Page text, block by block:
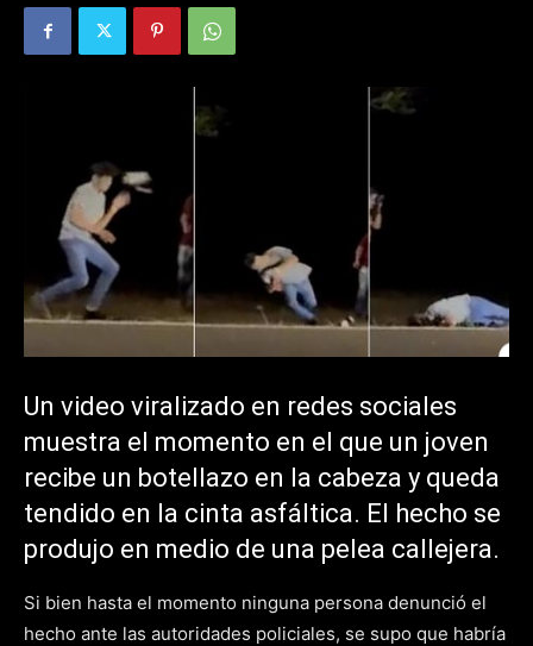
Un video viralizado en redes sociales
muestra el momento en el que un joven
recibe un botellazo en la cabeza y queda
tendido en la cinta asfáltica. El hecho se
produjo en medio de una pelea callejera.
Si bien hasta el momento ninguna persona denunció el
hecho ante las autoridades policiales, se supo que habría